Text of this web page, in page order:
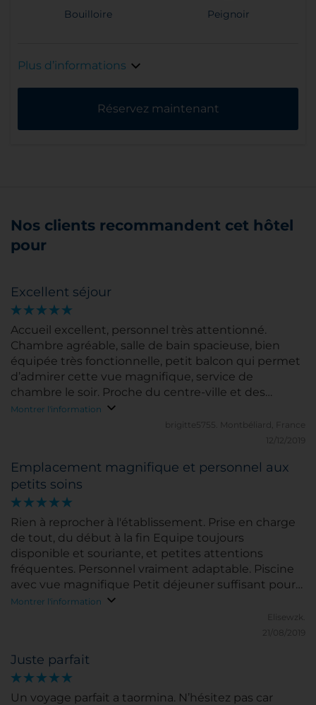
Bouilloire Peignoir
Plus d’informations
Réservez maintenant
Nos clients recommandent cet hôtel
pour
Excellent séjour
Accueil excellent, personnel très attentionné.
Chambre agréable, salle de bain spacieuse, bien
équipée très fonctionnelle, petit balcon qui permet
d’admirer cette vue magnifique, service de
chambre le soir. Proche du centre-ville et des
animations. Petit déjeuner assez banal. Nous y
Montrer l'information
brigitte5755.
Montbéliard, France
12/12/2019
Emplacement magnifique et personnel aux
petits soins
Rien à reprocher à l'établissement. Prise en charge
de tout, du début à la fin Equipe toujours
disponible et souriante, et petites attentions
fréquentes. Personnel vraiment adaptable. Piscine
avec vue magnifique Petit déjeuner suffisant pour
tenir la journée, avec un choix vraiment
aller flâner dans le centre historique Nous avons
l'occasion se présentera
Montrer l'information
Elisewzk.
21/08/2019
Juste parfait
Un voyage parfait a taormina. N’hésitez pas car